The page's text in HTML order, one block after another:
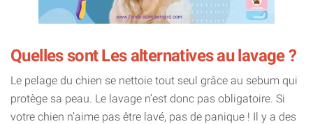
Quelles sont Les alternatives au lavage ?
Le pelage du chien se nettoie tout seul grâce au sebum qui
protège sa peau. Le lavage n’est donc pas obligatoire. Si
votre chien n’aime pas être lavé, pas de panique ! Il y a des